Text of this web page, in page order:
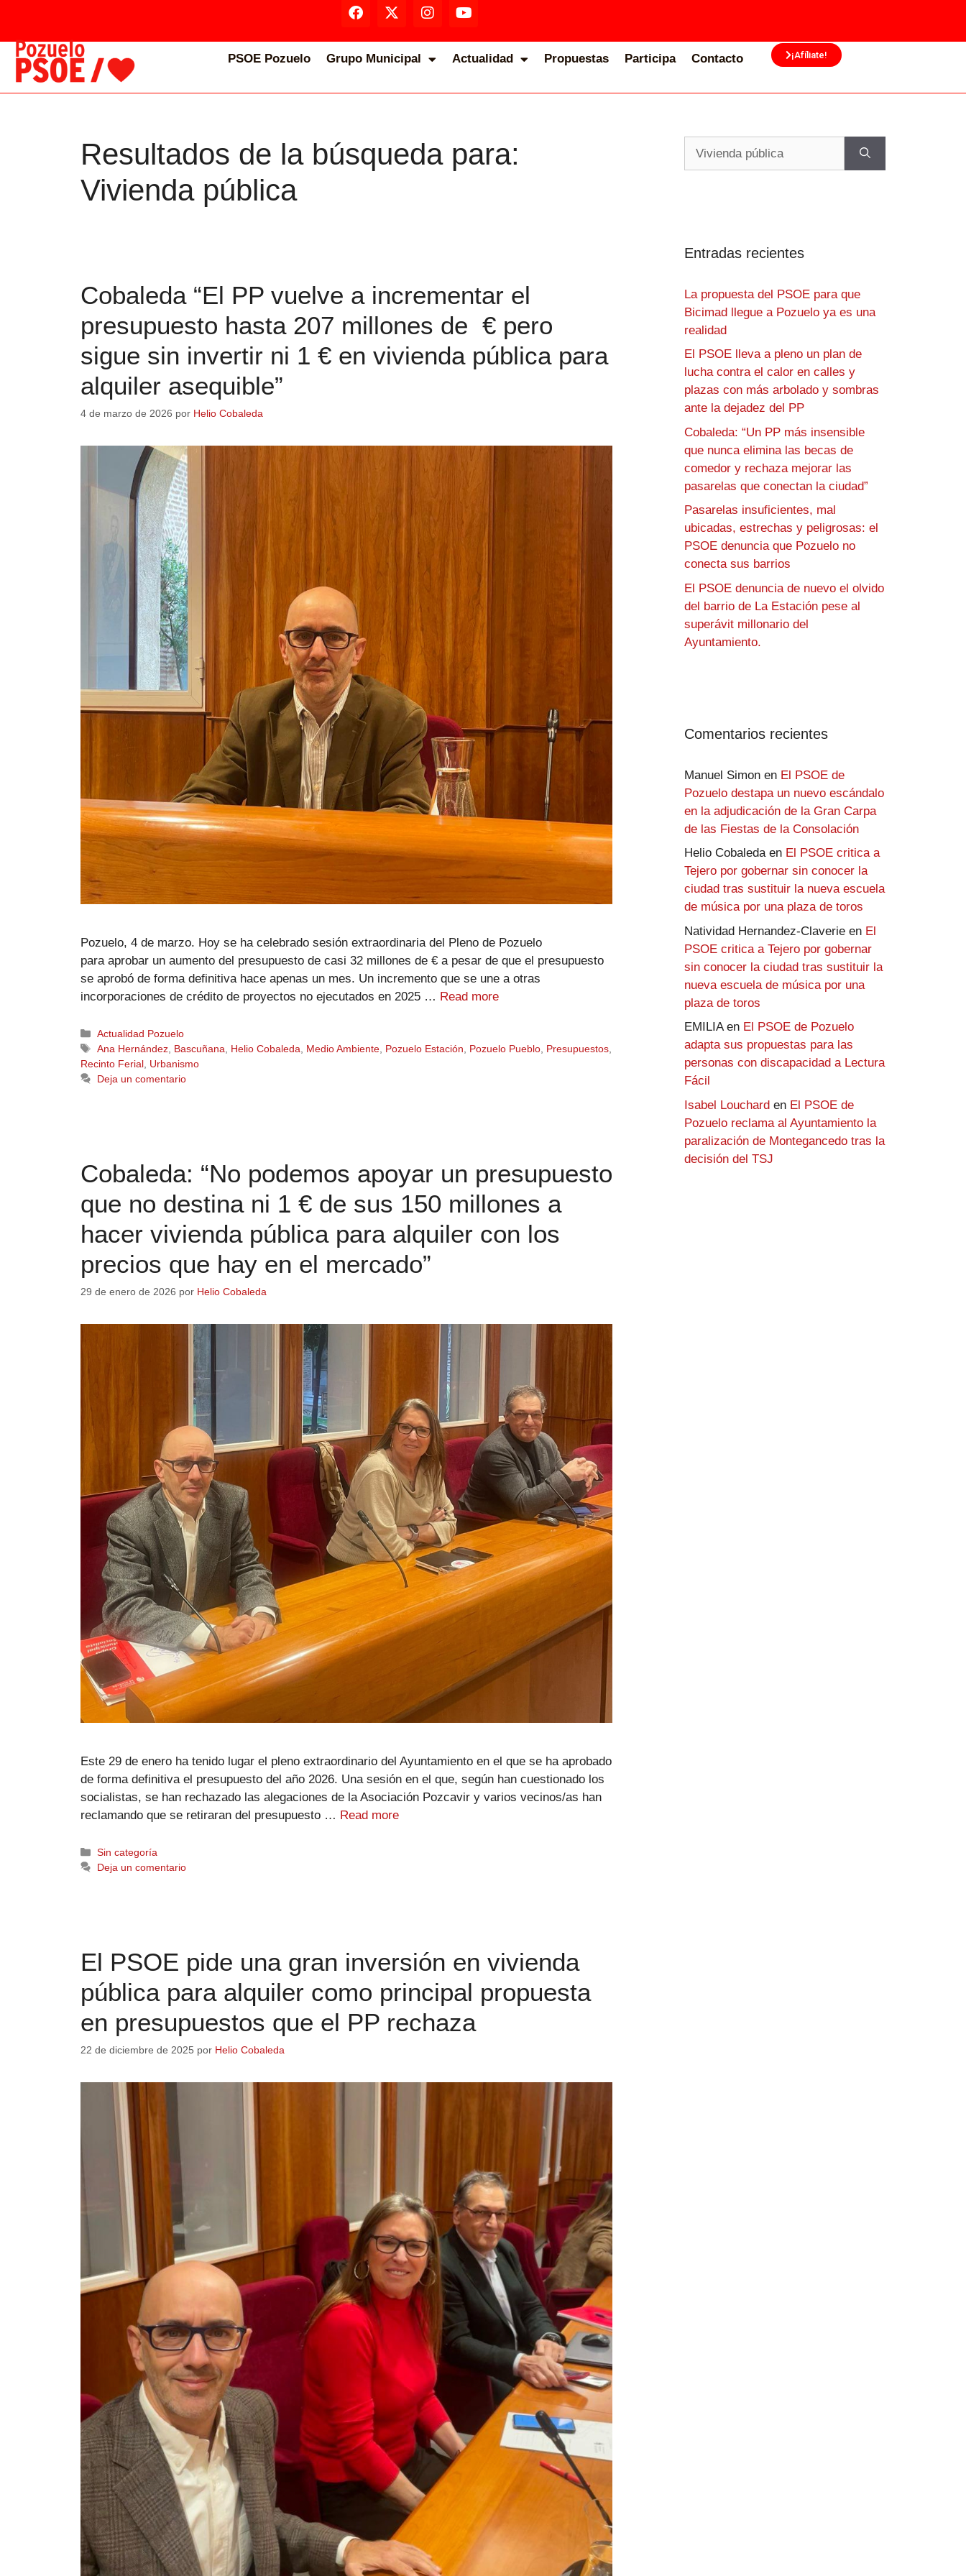
PSOE Pozuelo Grupo Municipal Actualidad Propuestas Participa Contacto ¡Afíliate!
Resultados de la búsqueda para:
Vivienda pública
Cobaleda “El PP vuelve a incrementar el
presupuesto hasta 207 millones de € pero
sigue sin invertir ni 1 € en vivienda pública para
alquiler asequible”
4 de marzo de 2026 por Helio Cobaleda
Pozuelo, 4 de marzo. Hoy se ha celebrado sesión extraordinaria del Pleno de Pozuelo
para aprobar un aumento del presupuesto de casi 32 millones de € a pesar de que el presupuesto
se aprobó de forma definitiva hace apenas un mes. Un incremento que se une a otras
incorporaciones de crédito de proyectos no ejecutados en 2025 … Read more
Actualidad Pozuelo
Ana Hernández Bascuñana Helio Cobaleda Medio Ambiente Pozuelo Estación Pozuelo Pueblo Presupuestos
Recinto Ferial Urbanismo
Deja un comentario
Cobaleda: “No podemos apoyar un presupuesto
que no destina ni 1 € de sus 150 millones a
hacer vivienda pública para alquiler con los
precios que hay en el mercado”
29 de enero de 2026 por Helio Cobaleda
Este 29 de enero ha tenido lugar el pleno extraordinario del Ayuntamiento en el que se ha aprobado
de forma definitiva el presupuesto del año 2026. Una sesión en el que, según han cuestionado los
socialistas, se han rechazado las alegaciones de la Asociación Pozcavir y varios vecinos/as han
reclamando que se retiraran del presupuesto … Read more
Sin categoría
Deja un comentario
El PSOE pide una gran inversión en vivienda
pública para alquiler como principal propuesta
en presupuestos que el PP rechaza
22 de diciembre de 2025 por Helio Cobaleda
Entradas recientes
La propuesta del PSOE para que
Bicimad llegue a Pozuelo ya es una
realidad
El PSOE lleva a pleno un plan de
lucha contra el calor en calles y
plazas con más arbolado y sombras
ante la dejadez del PP
Cobaleda: “Un PP más insensible
que nunca elimina las becas de
comedor y rechaza mejorar las
pasarelas que conectan la ciudad”
Pasarelas insuficientes, mal
ubicadas, estrechas y peligrosas: el
PSOE denuncia que Pozuelo no
conecta sus barrios
El PSOE denuncia de nuevo el olvido
del barrio de La Estación pese al
superávit millonario del
Ayuntamiento.
Comentarios recientes
Manuel Simon en El PSOE de
Pozuelo destapa un nuevo escándalo
en la adjudicación de la Gran Carpa
de las Fiestas de la Consolación
Helio Cobaledaen El PSOE critica a
Tejero por gobernar sin conocer la
ciudad tras sustituir la nueva escuela
de música por una plaza de toros
Natividad Hernandez-Claverie en El
PSOE critica a Tejero por gobernar
sin conocer la ciudad tras sustituir la
nueva escuela de música por una
plaza de toros
EMILIAen El PSOE de Pozuelo
adapta sus propuestas para las
personas con discapacidad a Lectura
Fácil
Isabel Louchard en El PSOE de
Pozuelo reclama al Ayuntamiento la
paralización de Montegancedo tras la
decisión del TSJ